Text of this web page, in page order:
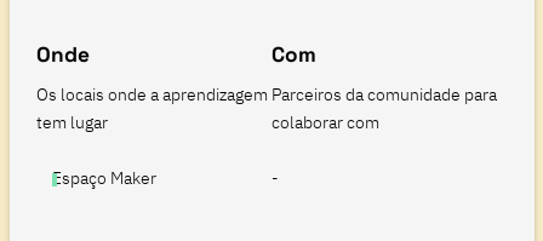
Onde
Os locais onde a aprendizagem
tem lugar
Espaço Maker
Com
Parceiros da comunidade para
colaborar com
-